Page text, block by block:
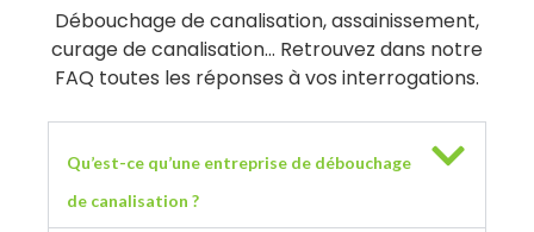
Débouchage de canalisation, assainissement,
curage de canalisation… Retrouvez dans notre
FAQ toutes les réponses à vos interrogations.
Qu’est-ce qu’une entreprise de débouchage
de canalisation ?